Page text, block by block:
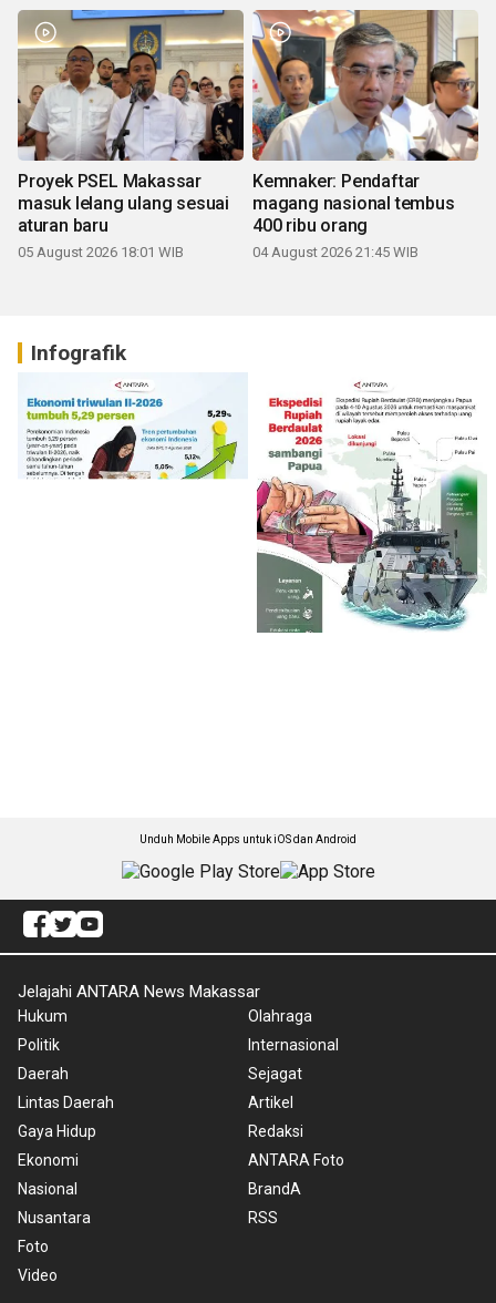
Proyek PSEL Makassar
masuk lelang ulang sesuai
aturan baru
05 August 2026 18:01 WIB
Kemnaker: Pendaftar
magang nasional tembus
400 ribu orang
04 August 2026 21:45 WIB
Infografik
Unduh Mobile Apps untuk iOS dan Android
Jelajahi ANTARA News Makassar
Hukum
Politik
Daerah
Lintas Daerah
Gaya Hidup
Ekonomi
Nasional
Nusantara
Foto
Video
Olahraga
Internasional
Sejagat
Artikel
Redaksi
ANTARA Foto
BrandA
RSS